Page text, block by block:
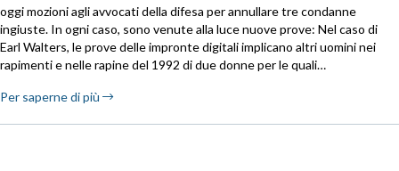
oggi mozioni agli avvocati della difesa per annullare tre condanne
ingiuste. In ogni caso, sono venute alla luce nuove prove: Nel caso di
Earl Walters, le prove delle impronte digitali implicano altri uomini nei
rapimenti e nelle rapine del 1992 di due donne per le quali…
Per saperne di più